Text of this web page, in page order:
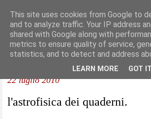
22 luglio 2010
l'astrofisica dei quaderni.
This site uses cookies from Google to
and to analyze traffic. Your IP address
shared with Google along with
metrics to ensure quality of service,
statistics, and to detect and address
LEARN MORE GOT IT